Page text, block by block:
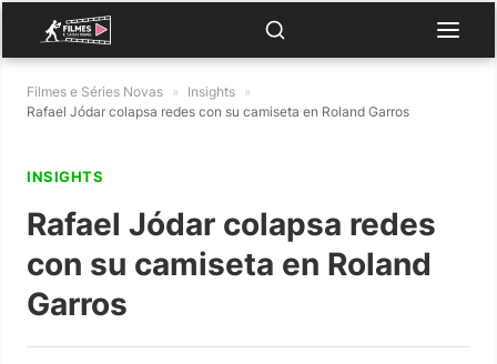
Filmes e Séries Novas » Insights »
Rafael Jódar colapsa redes con su camiseta en Roland Garros
INSIGHTS
Rafael Jódar colapsa redes
con su camiseta en Roland
Garros